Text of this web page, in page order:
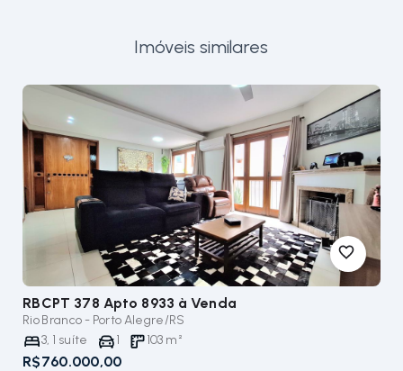
Imóveis similares
RBCPT 378 Apto 8933 à Venda
Rio Branco - Porto Alegre/RS
3, 1 suíte 1 103 m²
R$760.000,00